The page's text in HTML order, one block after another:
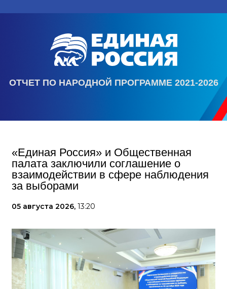
ОТЧЕТ ПО НАРОДНОЙ ПРОГРАММЕ 2021-2026
«Единая Россия» и Общественная
палата заключили соглашение о
взаимодействии в сфере наблюдения
за выборами
05 августа 2026, 13:20